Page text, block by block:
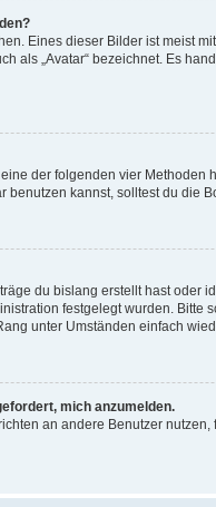
Eines dieser Bilder ist meist
als „Avatar“ bezeichnet. Es
der folgenden vier
kannst, solltest du die
du bislang erstellt hast
festgelegt wurden.
unter Umständen einfach
mich anzumelden.
an andere Benutzer